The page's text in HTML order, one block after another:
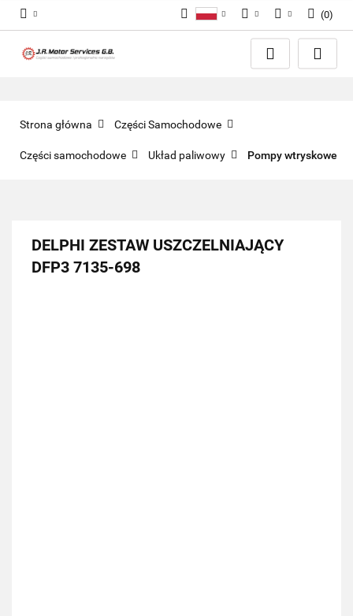
Zaloguj się
Zgody cookies
(0)
Strona główna Części Samochodowe
Części samochodowe Układ paliwowy Pompy wtryskowe
DELPHI ZESTAW USZCZELNIAJĄCY
DFP3 7135-698